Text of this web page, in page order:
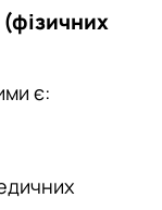
є: